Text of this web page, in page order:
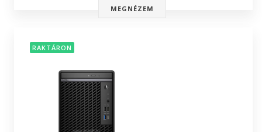
MEGNÉZEM
RAKTÁRON